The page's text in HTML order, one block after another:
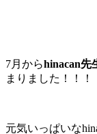
7月からhinacan先
まりました！！！
元気いっぱいな